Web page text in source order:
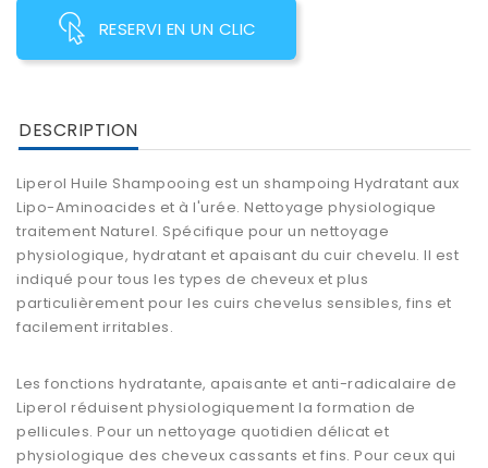
RESERVI EN UN CLIC
DESCRIPTION
Liperol Huile Shampooing est un shampoing Hydratant aux
Lipo-Aminoacides et à l'urée. Nettoyage physiologique
traitement Naturel. Spécifique pour un nettoyage
physiologique, hydratant et apaisant du cuir chevelu. Il est
indiqué pour tous les types de cheveux et plus
particulièrement pour les cuirs chevelus sensibles, fins et
facilement irritables.
Les fonctions hydratante, apaisante et anti-radicalaire de
Liperol réduisent physiologiquement la formation de
pellicules. Pour un nettoyage quotidien délicat et
physiologique des cheveux cassants et fins. Pour ceux qui